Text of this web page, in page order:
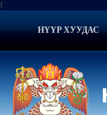
f
НҮҮР ХУУДАС